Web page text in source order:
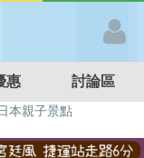
惠 討論區
本親子景點